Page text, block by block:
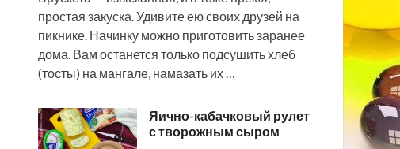
простая закуска. Удивите ею своих друзей на
пикнике. Начинку можно приготовить заранее
дома. Вам останется только подсушить хлеб
(тосты) на мангале, намазать их …
Яично-кабачковый рулет
с творожным сыром